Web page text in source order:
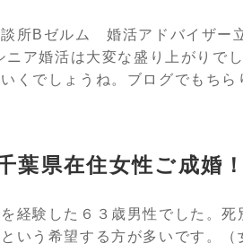
所Bゼルム 婚活アドバイザー
ア婚活は大変な盛り上がりで
くでしょうね。ブログでもち
県在住女性ご成婚
経験した６３歳男性でした。死
という希望する方が多いです。